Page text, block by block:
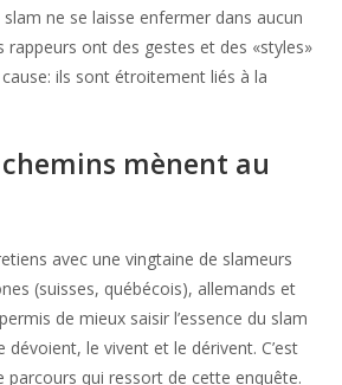
ne se laisse enfermer dans aucun
rappeurs ont des gestes et des «styles»
ils sont étroitement liés à la
chemins mènent au
avec une vingtaine de slameurs
(suisses, québécois), allemands et
de mieux saisir l’essence du slam
dévoient, le vivent et le dérivent. C’est
parcours qui ressort de cette enquête.